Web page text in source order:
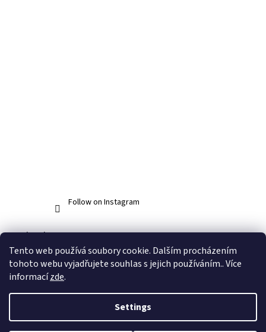
Tento web používá soubory cookie. Dalším procházením
tohoto webu vyjadřujete souhlas s jejich používáním.. Více
informacízde.
Settings
Follow on Instagram
Facebook